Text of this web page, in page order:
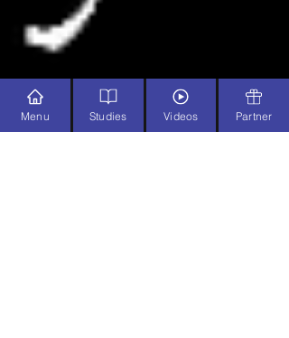
Menu Studies Videos Partner